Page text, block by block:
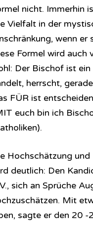
nicht. Immerhin
Vielfalt in der
wenn er
Formel wird auch
Der Bischof ist ein
herrscht,
FÜR ist
euch bin ich
Hochschätzung
deutlich: Den
sich an Sprüche
Mit
sagte er den 20 -